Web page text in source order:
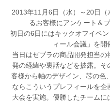
2013年11月6日（水）～20日
るお客様にアンケート＆
初日の6日にはキックオフイベ
ィール会議」を開
当日はゼブラの商品開発担当
発の経緯や裏話などを披露。
客様から軸のデザイン、芯の色
ならこういうプレフィールを
大会を実施。優勝したチーム